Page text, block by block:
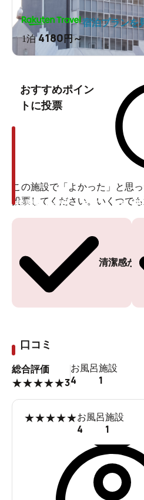
1泊4180 円～
宿泊プランを
おすすめポイン
トに投票
この施設で「よかった」と思
投票してください。いくつでも
清潔感が
投票ありがとうございます
口コミ
総合評価
★★★★★3
お風呂
4
施設
1
★★★★★お風呂
4
施設
1